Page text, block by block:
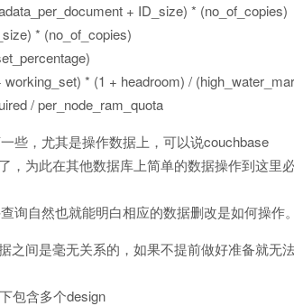
+ ID_size) * (no_of_copies)
* (no_of_copies)
* (1 + headroom) /
/ per_node_ram_quota
些，尤其是操作数据上，可以说couchbase
为此在其他数据库上简单的数据操作到这里
询自然也就能明白相应的数据删改是如何操作。
之间是毫无关系的，如果不提前做好准备就无
包含多个design